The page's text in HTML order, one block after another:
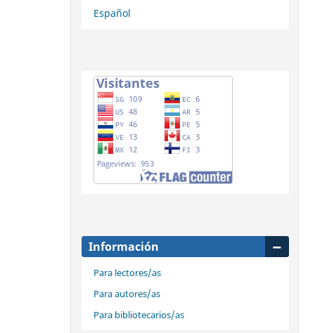
Español
Información
Para lectores/as
Para autores/as
Para bibliotecarios/as